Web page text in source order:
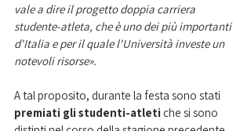
vale a dire il progetto doppia carriera
studente-atleta, che è uno dei più importanti
d'Italia e per il quale l'Università investe un
notevoli risorse».
A tal proposito, durante la festa sono stati
premiati gli studenti-atleti che si sono